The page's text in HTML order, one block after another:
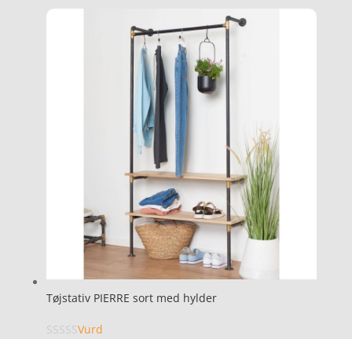
Tøjstativ PIERRE sort med hylder
Vurd